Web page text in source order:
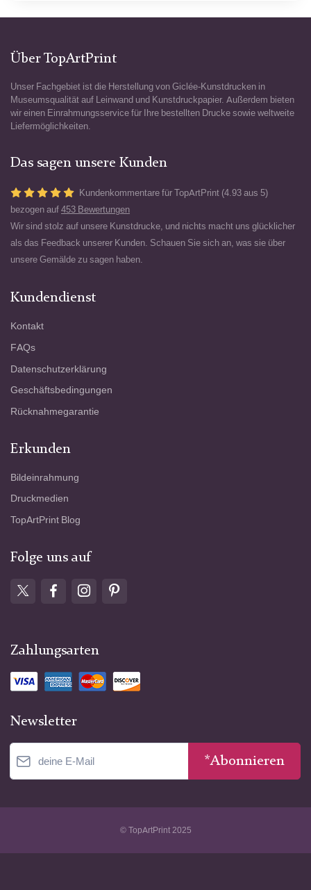
Über TopArtPrint
Unser Fachgebiet ist die Herstellung von Giclée-Kunstdrucken in
Museumsqualität auf Leinwand und Kunstdruckpapier. Außerdem bieten
wir einen Einrahmungsservice für Ihre bestellten Drucke sowie weltweite
Liefermöglichkeiten.
Das sagen unsere Kunden
Kundenkommentare für TopArtPrint (4.93 aus 5)
bezogen auf 453 Bewertungen
Wir sind stolz auf unsere Kunstdrucke, und nichts macht uns glücklicher
als das Feedback unserer Kunden. Schauen Sie sich an, was sie über
unsere Gemälde zu sagen haben.
Kundendienst
Kontakt
FAQs
Datenschutzerklärung
Geschäftsbedingungen
Rücknahmegarantie
Erkunden
Bildeinrahmung
Druckmedien
TopArtPrint Blog
Folge uns auf
Zahlungsarten
Newsletter
*Abonnieren
© TopArtPrint 2025